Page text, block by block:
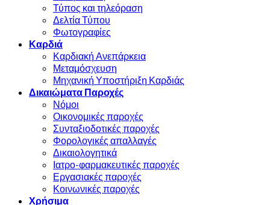
Τύπος και τηλεόραση
Δελτία Τύπου
Φωτογραφίες
Καρδιά
Καρδιακή Ανεπάρκεια
Μεταμόσχευση
Μηχανική Υποστήριξη Καρδιάς
Δικαιώματα Παροχές
Νόμοι
Οικονομικές παροχές
Συνταξιοδοτικές παροχές
Φορολογικές απαλλαγές
Δικαιολογητικά
Ιατρο-φαρμακευτικές παροχές
Εργασιακές παροχές
Κοινωνικές παροχές
Χρήσιμα